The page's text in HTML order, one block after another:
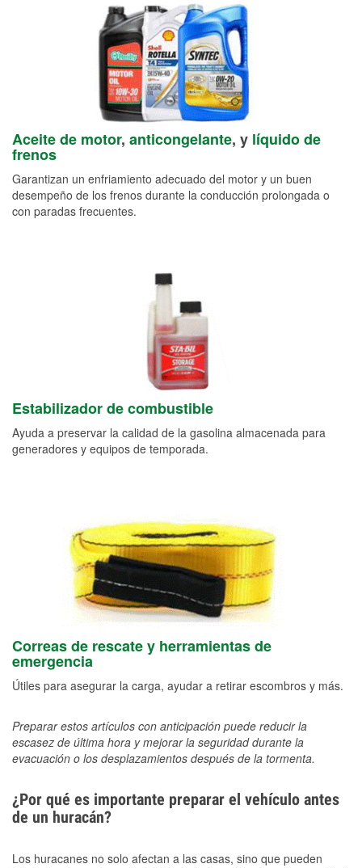
Aceite de motor, anticongelante, y líquido de
frenos
Garantizan un enfriamiento adecuado del motor y un buen
desempeño de los frenos durante la conducción prolongada o
con paradas frecuentes.
Estabilizador de combustible
Ayuda a preservar la calidad de la gasolina almacenada para
generadores y equipos de temporada.
Correas de rescate y herramientas de
emergencia
Útiles para asegurar la carga, ayudar a retirar escombros y más.
Preparar estos artículos con anticipación puede reducir la
escasez de última hora y mejorar la seguridad durante la
evacuación o los desplazamientos después de la tormenta.
¿Por qué es importante preparar el vehículo antes
de un huracán?
Los huracanes no solo afectan a las casas, sino que pueden